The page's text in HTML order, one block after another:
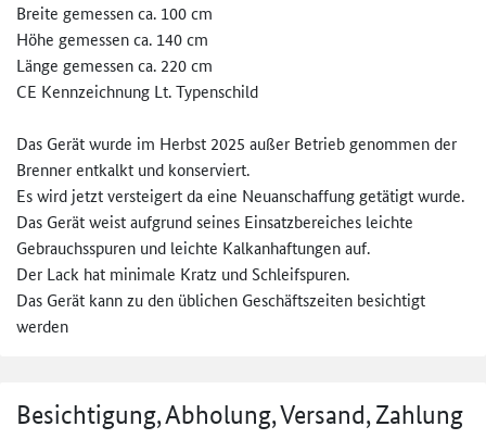
Breite gemessen ca. 100 cm
Höhe gemessen ca. 140 cm
Länge gemessen ca. 220 cm
CE Kennzeichnung Lt. Typenschild
Das Gerät wurde im Herbst 2025 außer Betrieb genommen der
Brenner entkalkt und konserviert.
Es wird jetzt versteigert da eine Neuanschaffung getätigt wurde.
Das Gerät weist aufgrund seines Einsatzbereiches leichte
Gebrauchsspuren und leichte Kalkanhaftungen auf.
Der Lack hat minimale Kratz und Schleifspuren.
Das Gerät kann zu den üblichen Geschäftszeiten besichtigt
werden
Besichtigung, Abholung, Versand, Zahlung